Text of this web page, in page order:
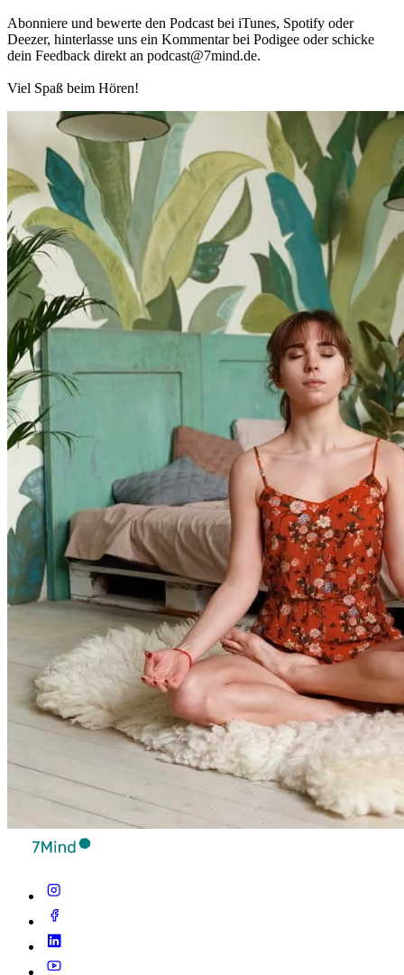
Abon­niere und bewerte den Pod­cast bei iTunes, Spo­tify oder
Deezer, hin­ter­lasse uns ein Kom­men­tar bei Podigee oder schi­cke
dein Feed­back direkt an podcast@​7​mind.​de.
Viel Spaß beim Hören!